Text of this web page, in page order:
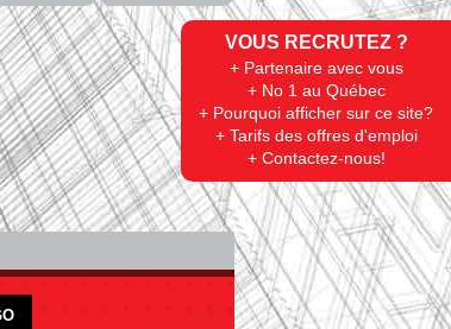
VOUS RECRUTEZ ?
+ Partenaire avec vous
+ No 1 au Québec
+ Pourquoi afficher sur ce site?
+ Tarifs des offres d'emploi
+ Contactez-nous!